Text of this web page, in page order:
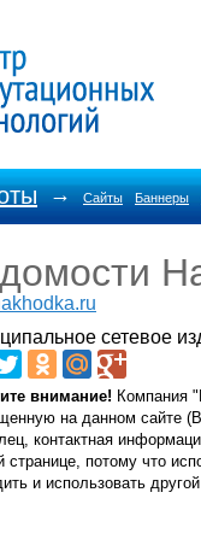
→ Сайты Баннеры
сетевое
внимание! Компания
на данном сайте
контактная
странице, потому что
и использовать